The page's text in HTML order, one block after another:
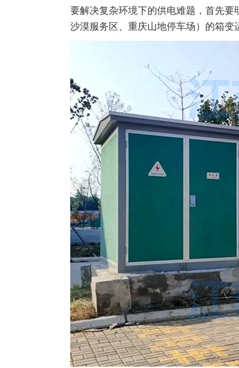
要解决复杂环境下的供电难题，首先要
沙漠服务区、重庆山地停车场）的箱变